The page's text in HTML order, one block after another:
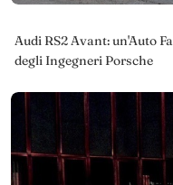
Audi RS2 Avant: un'Auto
degli Ingegneri Porsche